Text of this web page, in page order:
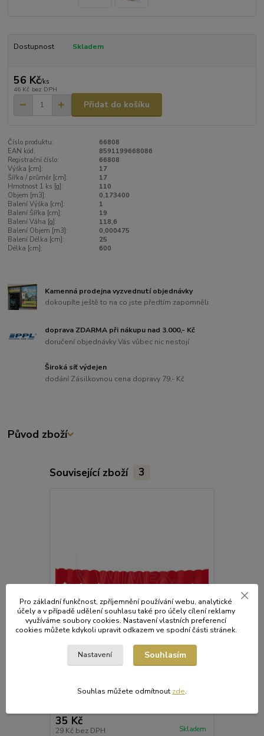
Dostupnost Skladem
56 Kč/ks
46 Kč bez DPH
Přidat do košíku
Číslo produktu:
66808
EAN kód:
8591199668086
Registrační číslo:
66808
Výška [cm]:
17
Šířka / průměr [cm]:
17
Hmotnost 1 ks [g]:
110
Objem [m3]:
0,173400
Balení Výška [cm]:
1
Balení Šířka [cm]:
19
Balení Váha [g]:
118,6
Balení Objem [m3]:
0,000475
Balení Délka [cm]:
25
Délka [cm]:
600
Kamenná prodejna vyzvednutí objednávky
dokoupíte ještě to na co jste předtím zapomněli
doprava ZDARMA při nákupu nad 3.000,- Kč
doručení objednávky Vás vůbec nic nestojí
Široká síť výdejen
dodání Zásilkovnou cena dopravy 79,- Kč
Původ zboží
Související zboží 3
35 Kč
29 Kč bez DPH Skladem
Pro základní funkčnost, zpříjemnění používání webu, analytické
účely a v případě udělení souhlasu také pro účely cílení reklamy
využíváme soubory cookies. Nastavení vlastních preferencí
cookies můžete kdykoli upravit odkazem ve spodní části stránek.
Nastavení Souhlasím
Souhlas můžete odmítnout zde.